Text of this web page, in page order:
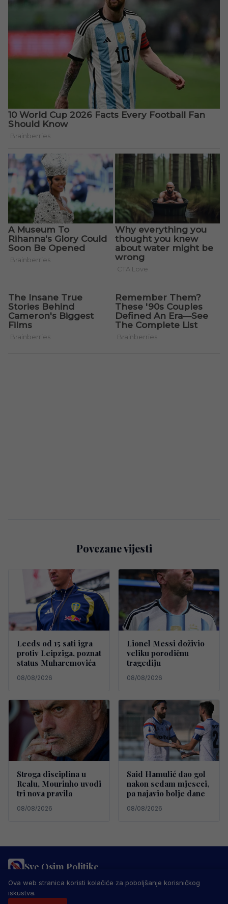
Povezane vijesti
Leeds od 15 sati igra
protiv Leipziga, poznat
status Muharemovića
08/08/2026
Lionel Messi doživio
veliku porodičnu
tragediju
08/08/2026
Stroga disciplina u
Realu, Mourinho uvodi
tri nova pravila
08/08/2026
Said Hamulić dao gol
nakon sedam mjeseci,
pa najavio bolje dane
08/08/2026
Sve Osim Politike
PRAVILA PRIVATNOSTIMARKETING USLOVI KORIŠTENJA
IMPRESSUM
© 2026 Sve Osim Politike. Sva prava zadržana.
Ova web stranica koristi kolačiće za poboljšanje korisničkog
iskustva.